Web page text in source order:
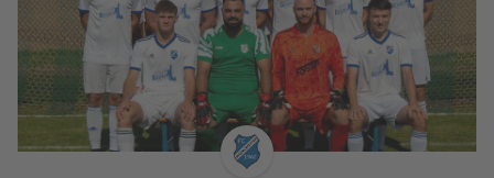
NEUIGKEITEN
SPIELBETRIEB & VERBANDSLEBEN
AUSBILDUNG & FÖRDERUNG